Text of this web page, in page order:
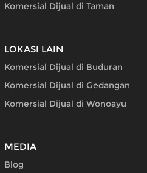
Komersial Dijual di Taman
LOKASI LAIN
Komersial Dijual di Buduran
Komersial Dijual di Gedangan
Komersial Dijual di Wonoayu
MEDIA
Blog